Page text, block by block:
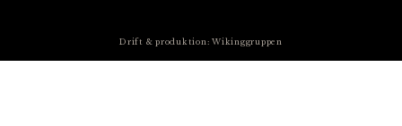
Drift & produktion:Wikinggruppen